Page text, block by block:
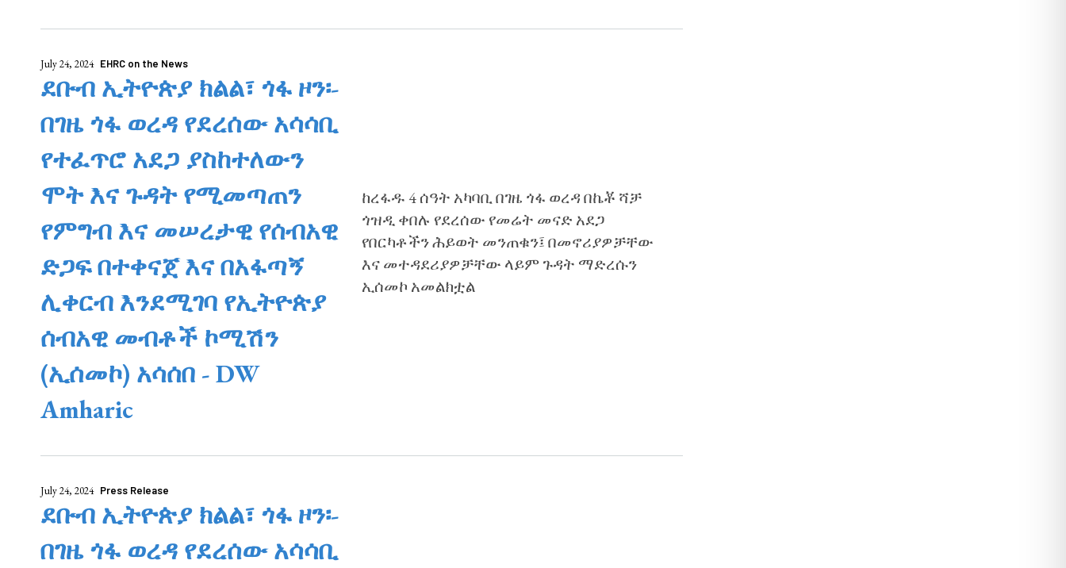
July 24, 2024 EHRC on the News
ደቡብ ኢትዮጵያ ክልል፣ ጎፋ ዞን፡-
በገዜ ጎፋ ወረዳ የደረሰው አሳሳቢ
የተፈጥሮ አደጋ ያስከተለውን
ሞት እና ጉዳት የሚመጣጠን
የምግብ እና መሠረታዊ የሰብአዊ
ድጋፍ በተቀናጀ እና በአፋጣኝ
ሊቀርብ እንደሚገባ የኢትዮጵያ
ሰብአዊ መብቶች ኮሚሽን
(ኢሰመኮ) አሳሰበ - DW
Amharic
ከረፋዱ 4 ሰዓት አካባቢ በገዜ ጎፋ ወረዳ በኬቾ ሻቻ
ጎዝዲ ቀበሉ የደረሰው የመሬት መናድ አደጋ
የበርካቶችን ሕይወት መንጠቁን፤ በመኖሪያዎቻቸው
እና መተዳደሪያዎቻቸው ላይም ጉዳት ማድረሱን
ኢሰመኮ አመልክቷል
July 24, 2024 Press Release
ደቡብ ኢትዮጵያ ክልል፣ ጎፋ ዞን፡-
በገዜ ጎፋ ወረዳ የደረሰው አሳሳቢ